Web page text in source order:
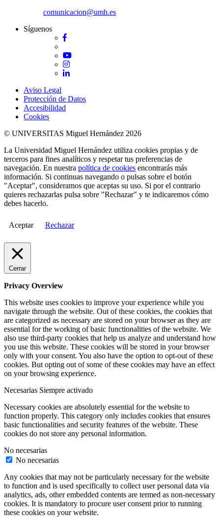
comunicacion@umh.es
Síguenos
Facebook
YouTube
Instagram
LinkedIn
Aviso Legal
Protección de Datos
Accesibilidad
Cookies
© UNIVERSITAS Miguel Hernández 2026
La Universidad Miguel Hernández utiliza cookies propias y de
terceros para fines analíticos y respetar tus preferencias de
navegación. En nuestra política de cookies encontrarás más
información. Si continuas navegando o pulsas sobre el botón
"Aceptar", consideramos que aceptas su uso. Si por el contrario
quieres rechazarlas pulsa sobre "Rechazar" y te indicaremos cómo
debes hacerlo.
Aceptar Rechazar
Cerrar
Privacy Overview
This website uses cookies to improve your experience while you
navigate through the website. Out of these cookies, the cookies that
are categorized as necessary are stored on your browser as they are
essential for the working of basic functionalities of the website. We
also use third-party cookies that help us analyze and understand how
you use this website. These cookies will be stored in your browser
only with your consent. You also have the option to opt-out of these
cookies. But opting out of some of these cookies may have an effect
on your browsing experience.
Necesarias Siempre activado
Necessary cookies are absolutely essential for the website to
function properly. This category only includes cookies that ensures
basic functionalities and security features of the website. These
cookies do not store any personal information.
No necesarias
No necesarias
Any cookies that may not be particularly necessary for the website
to function and is used specifically to collect user personal data via
analytics, ads, other embedded contents are termed as non-necessary
cookies. It is mandatory to procure user consent prior to running
these cookies on your website.